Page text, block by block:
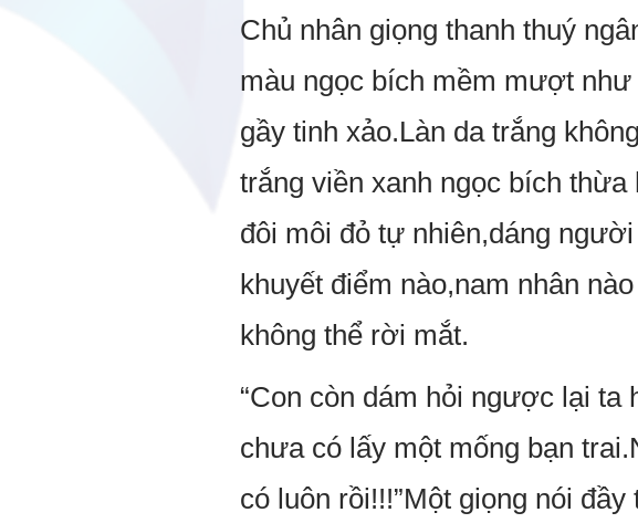
Chủ nhân giọng thanh thuý
màu ngọc bích mềm mượt
gầy tinh xảo.Làn da trắng
trắng viền xanh ngọc bích
đôi môi đỏ tự nhiên,dáng
khuyết điểm nào,nam nhân
không thể rời mắt.
“Con còn dám hỏi ngược lại ta
chưa có lấy một mống bạn
có luôn rồi!!!”Một giọng nói